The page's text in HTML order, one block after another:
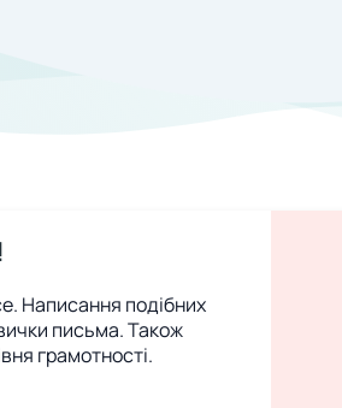
Написання подібних
письма. Також
грамотності.